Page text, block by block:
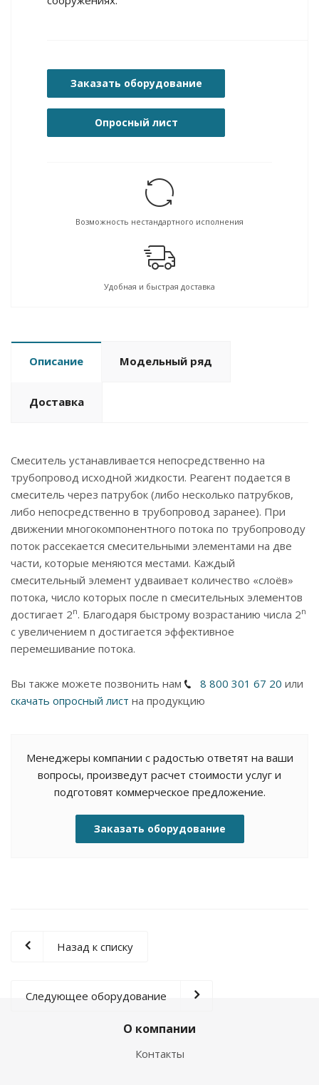
Заказать оборудование
Опросный лист
Возможность нестандартного исполнения
Удобная и быстрая доставка
Описание Модельный ряд
Доставка
Смеситель устанавливается непосредственно на
трубопровод исходной жидкости. Реагент подается в
смеситель через патрубок (либо несколько патрубков,
либо непосредственно в трубопровод заранее). При
движении многокомпонентного потока по трубопроводу
поток рассекается смесительными элементами на две
части, которые меняются местами. Каждый
смесительный элемент удваивает количество «слоёв»
потока, число которых после n смесительных элементов
достигает 2n. Благодаря быстрому возрастанию числа 2n
с увеличением n достигается эффективное
перемешивание потока.
Вы также можете позвонить нам 8 800 301 67 20 или
скачать опросный лист на продукцию
Менеджеры компании с радостью ответят на ваши
вопросы, произведут расчет стоимости услуг и
подготовят коммерческое предложение.
Заказать оборудование
Назад к списку
Следующее оборудование
О компании
Контакты